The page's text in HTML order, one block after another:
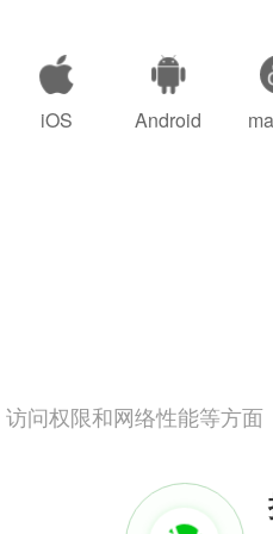
iOS Android
问权限和网络性能等方面